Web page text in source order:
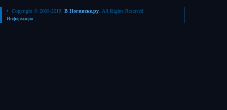
• Copyright © 2008-2015. В Ногинске.ру. All Rights Reserved
Информация